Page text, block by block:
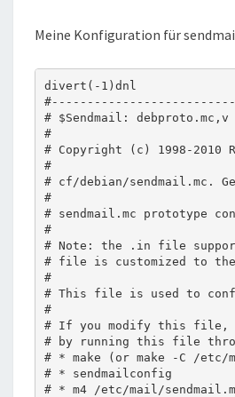
Meine Konfiguration für
divert(-1)dnl
# $Sendmail:
#
# Copyright (c) 1998-2010
#
# cf/debian/sendmail.mc.
#
# sendmail.mc prototype
#
# Note: the .in file
# file is customized to the
#
# This file is used to
#
# If you modify this file,
# by running this file
# * make (or make -C /etc/
# * sendmailconfig
# * m4 /etc/mail/